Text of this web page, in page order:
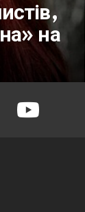
на
youtube